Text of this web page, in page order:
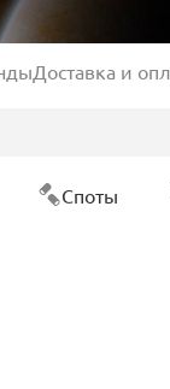
Доставка и
Споты